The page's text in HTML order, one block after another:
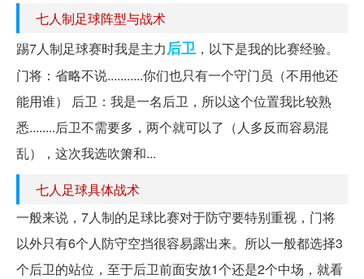
七人制足球阵型与战术
踢7人制足球赛时我是主力后卫 ，以下是我的比赛经验。
门将：省略不说...........你们也只有一个守门员（不用他还
能用谁） 后卫：我是一名后卫，所以这个位置我比较熟
悉........后卫不需要多，两个就可以了（人多反而容易混
乱），这次我选吹箫和...
七人足球具体战术
一般来说，7人制的足球比赛对于防守要特别重视，门将
以外只有6个人防守空挡很容易露出来。所以一般都选择3
个后卫的站位，至于后卫前面安放1个还是2个中场，就看